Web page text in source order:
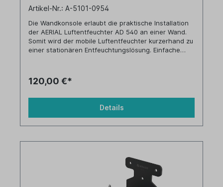
Artikel-Nr.: A-5101-0954
Die Wandkonsole erlaubt die praktische Installation
der AERIAL Luftentfeuchter AD 540 an einer Wand.
Somit wird der mobile Luftentfeuchter kurzerhand zu
einer stationären Entfeuchtungslösung. Einfache
120,00 €*
Details